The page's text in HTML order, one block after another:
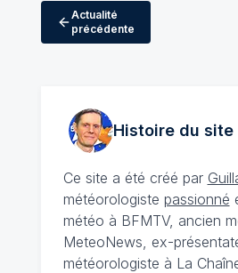
Actualité
précédente
Histoire du site
Ce site a été créé par
météorologiste passionné
météo à BFMTV, ancien
MeteoNews, ex-
météorologiste à La